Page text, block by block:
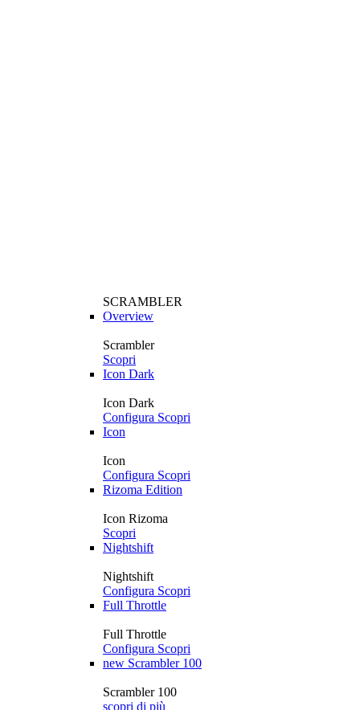
SCRAMBLER
Overview
Scrambler
Scopri
Icon Dark
Icon Dark
Configura Scopri
Icon
Icon
Configura Scopri
Rizoma Edition
Icon Rizoma
Scopri
Nightshift
Nightshift
Configura Scopri
Full Throttle
Full Throttle
Configura Scopri
new Scrambler 100
Scrambler 100
scopri di più